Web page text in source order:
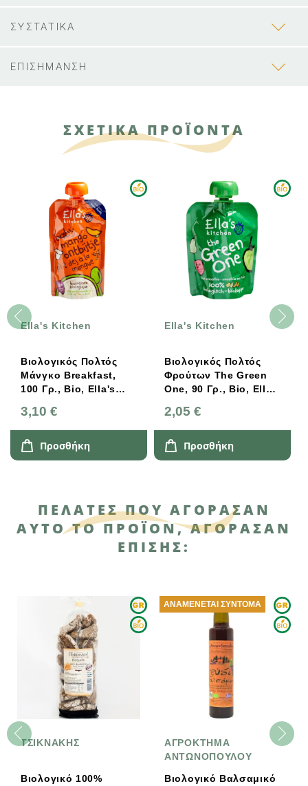
ΣΥΣΤΑΤΙΚΑ
ΕΠΙΣΗΜΑΝΣΗ
ΣΧΕΤΙΚΑ ΠΡΟΪΟΝΤΑ
Ella's Kitchen
Βιολογικός Πολτός
Μάνγκο Breakfast,
100 Γρ., Bio, Ella's
3,10 €
Προσθήκη
Ella's Kitchen
Βιολογικός Πολτός
Φρούτων The Green
One, 90 Γρ., Bio, Ella's
2,05 €
Προσθήκη
ΠΕΛΆΤΕΣ ΠΟΥ ΑΓΌΡΑΣΑΝ
ΑΥΤΌ ΤΟ ΠΡΟΪΌΝ, ΑΓΌΡΑΣΑΝ
ΕΠΊΣΗΣ:
ΤΣΙΚΝΑΚΗΣ
Βιολογικό 100%
ΑΓΡΟΚΤΗΜΑ
ΑΝΤΩΝΟΠΟΥΛΟΥ
Βιολογικό Βαλσαμικό
ΑΝΑΜΈΝΕΤΑΙ ΣΎΝΤΟΜΑ